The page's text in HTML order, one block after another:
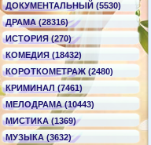
ДОКУМЕНТАЛЬНЫЙ (5530)
ДРАМА (28316)
ИСТОРИЯ (270)
КОМЕДИЯ (18432)
КОРОТКОМЕТРАЖ (2480)
КРИМИНАЛ (7461)
МЕЛОДРАМА (10443)
МИСТИКА (1369)
МУЗЫКА (3632)